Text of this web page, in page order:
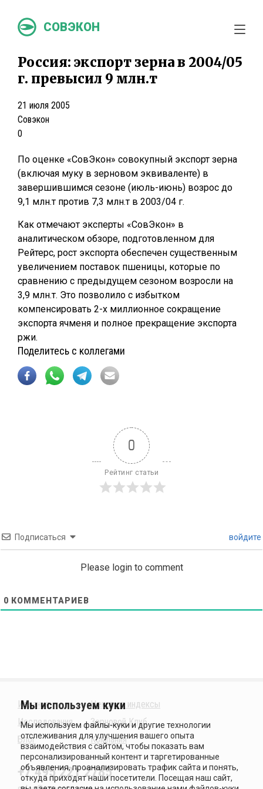
СОВЭКОН
Россия: экспорт зерна в 2004/05
г. превысил 9 млн.т
21 июля 2005
Совэкон
0
По оценке «СовЭкон» совокупный экспорт зерна
(включая муку в зерновом эквиваленте) в
завершившимся сезоне (июль-июнь) возрос до
9,1 млн.т против 7,3 млн.т в 2003/04 г.
Как отмечают эксперты «СовЭкон» в
аналитическом обзоре, подготовленном для
Рейтерс, рост экспорта обеспечен существенным
увеличением поставок пшеницы, которые по
сравнению с предыдущем сезоном возросли на
3,9 млн.т. Это позволило с избытком
компенсировать 2-х миллионное сокращение
экспорта ячменя и полное прекращение экспорта
ржи.
Поделитесь с коллегами
0
Рейтинг статьи
Подписаться войдите
Please login to comment
0 КОММЕНТАРИЕВ
Издания
Исследования
Блог
Ценовые индексы
Зерновой Клуб
Компания
+7 495 221 2785